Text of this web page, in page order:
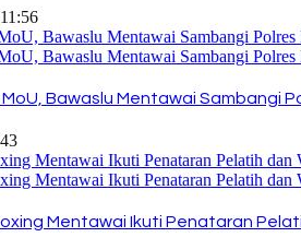
Bawaslu Mentawai Sambangi
Mentawai Ikuti Penataran